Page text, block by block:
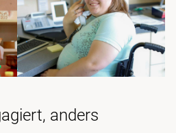
anders